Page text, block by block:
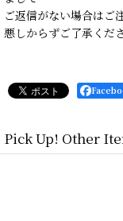
ご返信がない場合はご
悪しからずご了承くだ
Pick Up! Other